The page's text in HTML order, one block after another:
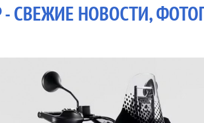
СВЕЖИЕ НОВОСТИ,